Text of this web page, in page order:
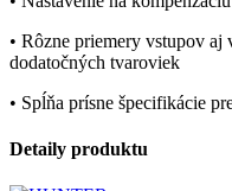
• Rôzne priemery vstupov
dodatočných tvaroviek
• Spĺňa prísne špecifikácie
Detaily produktu